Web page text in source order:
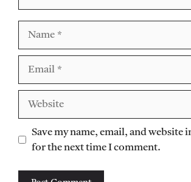
Save my name, email, and website
for the next time I comment.